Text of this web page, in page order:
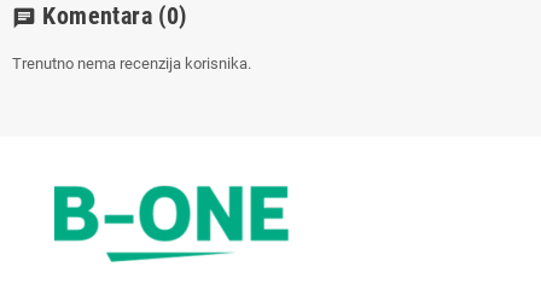
chat Komentara (0)
Trenutno nema recenzija korisnika.